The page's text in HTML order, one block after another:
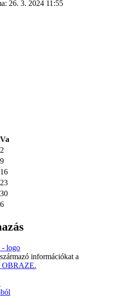
26. 3. 2024 11:55
Va
2
9
16
23
30
6
információkat a
OBRAZE.